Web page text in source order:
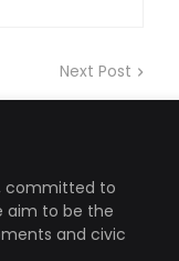
Next Post
committed to
aim to be the
and civic